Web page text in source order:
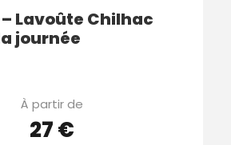
Lavoûte Chilhac
journée
À partir de
27 €